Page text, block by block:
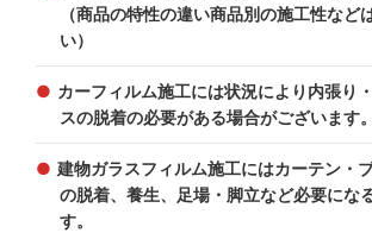
（商品の特性の違い商品別の施工性など
い）
カーフィルム施工には状況により内張り
スの脱着の必要がある場合がございます。
建物ガラスフィルム施工にはカーテン・
の脱着、養生、足場・脚立など必要にな
す。